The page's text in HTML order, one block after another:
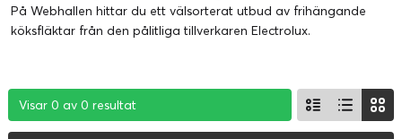
På Webhallen hittar du ett välsorterat utbud av frihängande
köksfläktar från den pålitliga tillverkaren Electrolux.
Visar 0 av 0 resultat
Visar 0 av 0 resultat
Visar 0 av 0 resultat